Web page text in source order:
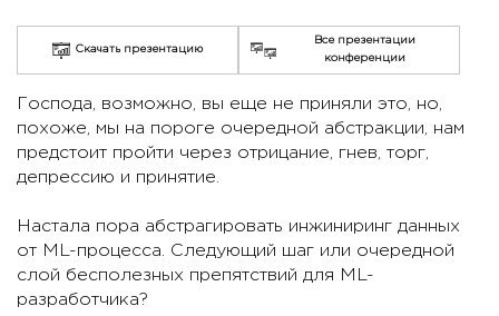
Скачать презентацию
Все презентации
конференции
Господа, возможно, вы еще не приняли это, но,
похоже, мы на пороге очередной абстракции, нам
предстоит пройти через отрицание, гнев, торг,
депрессию и принятие.
Настала пора абстрагировать инжиниринг данных
от ML-процесса. Следующий шаг или очередной
слой бесполезных препятствий для ML-
разработчика?